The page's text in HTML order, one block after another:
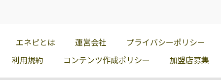
エネピとは 運営会社
プライバシーポリシー
利用規約
コンテンツ作成ポリシー 加盟店募集